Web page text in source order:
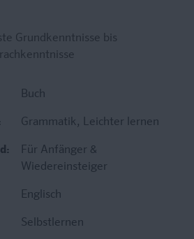
Grundkenntnisse bis
Buch
Grammatik , Leichter lernen
Für Anfänger &
Wiedereinsteiger
Englisch
Selbstlernen